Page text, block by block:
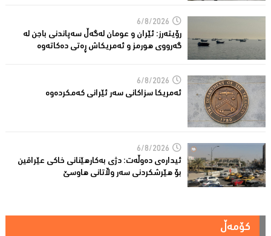
6/8/2026
رۆیتەرز: ئێران و عومان لەگەڵ سەپاندنی باجن لە
گەرووی هورمز و ئەمریکاش ڕەتی دەکاتەوە
6/8/2026
ئه‌مریكا سزاكانی سه‌ر ئێرانی كه‌مكرده‌وه‌
6/8/2026
ئیدارەى دەوڵەت: دژى بەکارهێنانى خاکی عێراقین
بۆ هێرشکردنى سەر وڵاتانی هاوسێ
کۆمەڵ